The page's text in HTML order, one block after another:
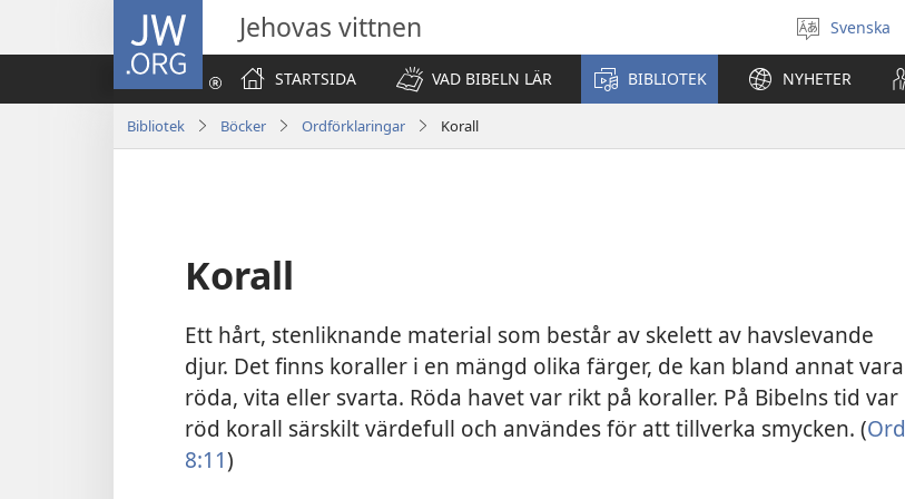
JW.ORG Jehovas vittnen
Välj
språk
Svenska
STARTSIDA
VAD BIBELN LÄR BIBLIOTEK NYHETER
Bibliotek Böcker Ordförklaringar Korall
Korall
Ett hårt, stenliknande material som består av skelett av havslevande
djur. Det finns koraller i en mängd olika färger, de kan bland annat vara
röda, vita eller svarta. Röda havet var rikt på koraller. På Bibelns tid var
röd korall särskilt värdefull och användes för att tillverka smycken. (Ord
8:11)